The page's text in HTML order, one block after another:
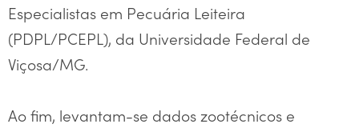
Especialistas em Pecuária Leiteira
(PDPL/PCEPL), da Universidade Federal de
Viçosa/MG.
Ao fim, levantam-se dados zootécnicos e